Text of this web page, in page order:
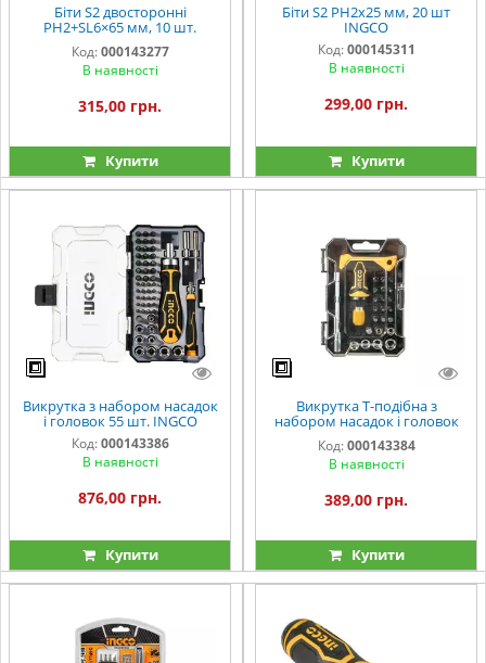
Біти S2 двосторонні
PH2+SL6×65 мм, 10 шт.
INGCO
Код: 000143277
В наявності
315,00 грн.
Купити
Біти S2 PH2x25 мм, 20 шт
INGCO
Код: 000145311
В наявності
299,00 грн.
Купити
Викрутка з набором насадок
і головок 55 шт. INGCO
Код: 000143386
В наявності
876,00 грн.
Купити
Викрутка Т-подібна з
набором насадок і головок
24 шт. INGCO
Код: 000143384
В наявності
389,00 грн.
Купити